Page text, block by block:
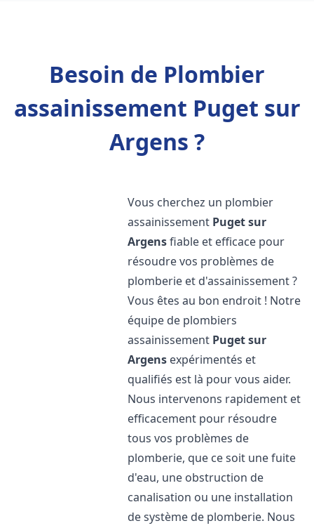
Besoin de Plombier
assainissement Puget sur
Argens ?
Vous cherchez un plombier
assainissement Puget sur
Argensfiable et efficace pour
résoudre vos problèmes de
plomberie et d'assainissement ?
Vous êtes au bon endroit ! Notre
équipe de plombiers
assainissement Puget sur
Argens expérimentés et
qualifiés est là pour vous aider.
Nous intervenons rapidement et
efficacement pour résoudre
tous vos problèmes de
plomberie, que ce soit une fuite
d'eau, une obstruction de
canalisation ou une installation
de système de plomberie. Nous